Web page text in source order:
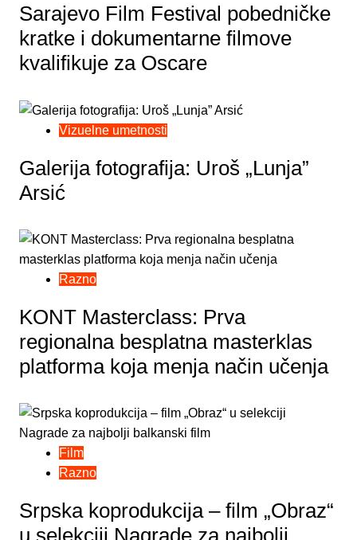
Sarajevo Film Festival pobedničke
kratke i dokumentarne filmove
kvalifikuje za Oscare
Vizuelne umetnosti
Galerija fotografija: Uroš „Lunja”
Arsić
Razno
KONT Masterclass: Prva
regionalna besplatna masterklas
platforma koja menja način učenja
Film
Razno
Srpska koprodukcija – film „Obraz“
u selekciji Nagrade za najbolji